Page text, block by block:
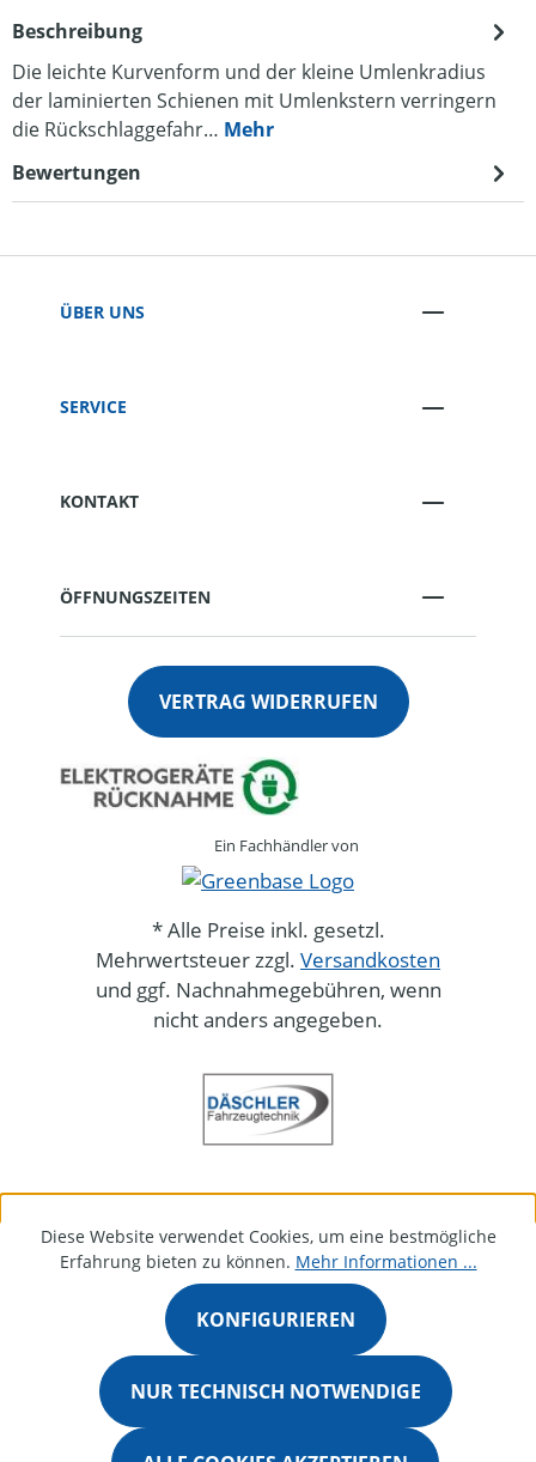
Beschreibung
Die leichte Kurvenform und der kleine Umlenkradius
der laminierten Schienen mit Umlenkstern verringern
die Rückschlaggefahr… Mehr
Bewertungen
ÜBER UNS
SERVICE
KONTAKT
ÖFFNUNGSZEITEN
VERTRAG WIDERRUFEN
Ein Fachhändler von
* Alle Preise inkl. gesetzl.
Mehrwertsteuer zzgl. Versandkosten
und ggf. Nachnahmegebühren, wenn
nicht anders angegeben.
Diese Website verwendet Cookies, um eine bestmögliche
Erfahrung bieten zu können. Mehr Informationen ...
NUR TECHNISCH NOTWENDIGE
KONFIGURIEREN